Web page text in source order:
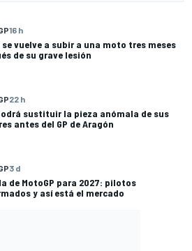
16 h
se vuelve a subir a una moto tres meses
de su grave lesión
22 h
sustituir la pieza anómala de sus
antes del GP de Aragón
3 d
de MotoGP para 2027: pilotos
y así está el mercado